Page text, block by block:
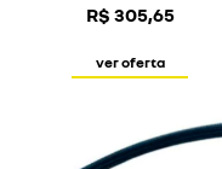
R$ 305,65
ver oferta